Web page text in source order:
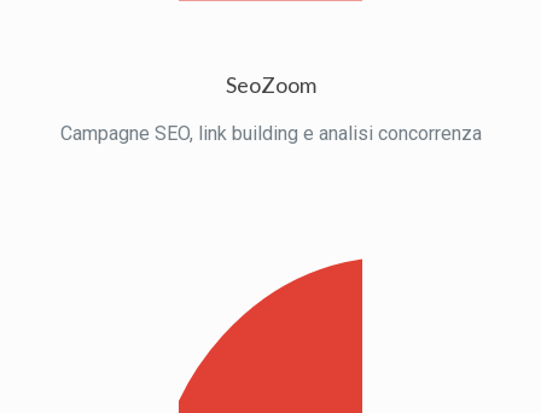
SeoZoom
Campagne SEO, link building e analisi concorrenza